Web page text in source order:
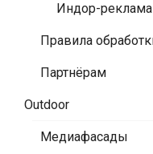
Индор-
Правила
Партнёрам
Outdoor
Медиафасады